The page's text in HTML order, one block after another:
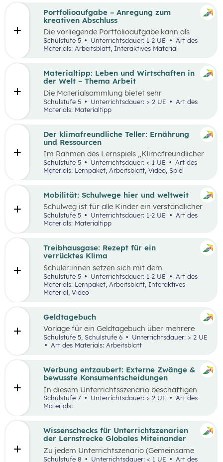
Werbung entzaubert: Externe Zwänge &
bewusste Konsumentscheidungen
In diesem Unterrichtsszenario beschäftigen
sich die Schüler:innen mit den Themen
„Werbung“ und „Konsumentscheidungen“. Zu
Zentrum. Davon ausgehend werden
unterschiedliche externe Zwänge sowie Vor-
Schulstufe 7 Unterrichtsdauer: > 2 UE
Art des
Materials:
Wissenschecks für Unterrichtszenarien
der Lernstrecke Globales Miteinander
Zu jedem Unterrichtszenario (Gemeinsame
Vertiefung) wiez.B.:Globalisierung und ich,
Schulstufe 8 Unterrichtsdauer: < 1 UE
Treibhausgase: Rezept für ein
verrücktes Klima
Schüler:innen setzen sich mit dem
menschengemachten und natürlichen
Treibhauseffekt sowie daraus resultierenden
Folgen in unterschiedlichen Lebens- und
Wirtschaftsbereichen auseinander. Außerdem
Umwelt-Beziehung
Kopfstand-Brainstorming individuelle und
kollektive Handlungsoptionen zur
Klimawandelanpassung.
Schulstufe 5 Unterrichtsdauer: 1-2 UE
Materials: Lernpaket, Arbeitsblatt, Interaktives
Material, Video
Der klimafreundliche Teller: Ernährung
und Ressourcen
Im Rahmen des Lernspiels „Klimafreundlicher
Teller“ lernen die Schüler:innen
klimafreundlichere und klimaschädlichere
Lebensmittel (gemessen am Wasser- und CO2-
hohen Ressourcenverbrauch kennen.
Schulstufe 5 Unterrichtsdauer: < 1 UE
Materials: Lernpaket, Arbeitsblatt, Video, Spiel
Mobilität: Schulwege hier und weltweit
Schulweg ist für alle Kinder ein verständlicher
Begriff und eine weltweite Gemeinsamkeit.
Doch der Weg ist durch die Lage der Schule und
Schulstufe 5 Unterrichtsdauer: 1-2 UE
Art des
Materials: Materialtipp
Einstellungen und Verhaltensbereitschaften, die
sie in ökonomisch geprägten Lebenssituationen
benötigen. Diese sollen ihnen dabei helfen,
ökonomische Herausforderungen, Aufgaben
und Problemstellungen erkennen, analysieren,
beurteilen und erfolgreich bewältigen zu
Portfolioaufgabe – Anregung zum
kreativen Abschluss
Die vorliegende Portfolioaufgabe kann als
Abschluss des Kompetenzbereichs „Leben und
Wirtschaften im Hinblick auf nachhaltige
Schulstufe 5 Unterrichtsdauer: 1-2 UE
Art des
Materials: Arbeitsblatt, Interaktives Material
Materialtipp: Leben und Wirtschaften in
der Welt – Thema Arbeit
Die Materialsammlung bietet sehr
unterschiedliche Aspekte in Bezug auf das
Thema Arbeit für den Unterricht.
Schulstufe 5 Unterrichtsdauer: > 2 UE
Materials: Materialtipp
Geldtagebuch
Vorlage für ein Geldtagebuch über mehrere
Wochen im Excel Format
Schulstufe 5, Schulstufe 6
Unterrichtsdauer: > 2 UE
Art des Materials: Arbeitsblatt